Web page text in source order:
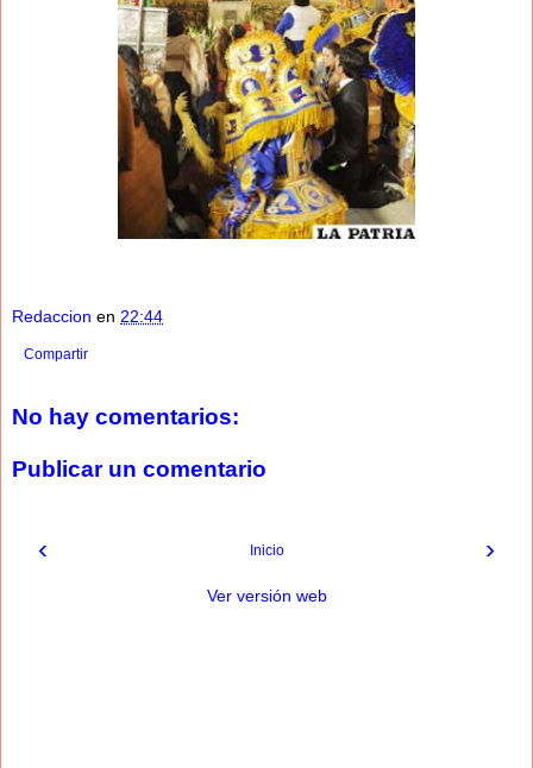
Redaccion en 22:44
Compartir
No hay comentarios:
Publicar un comentario
‹ ›
Inicio
Ver versión web